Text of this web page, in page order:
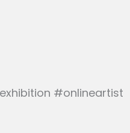
#onlineartist